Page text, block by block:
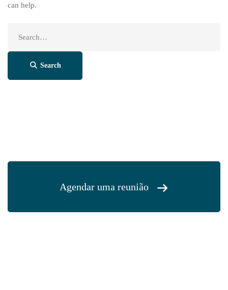
can help.
Search
Agendar uma reunião